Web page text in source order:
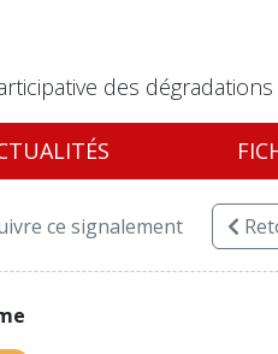
des
ce signalement